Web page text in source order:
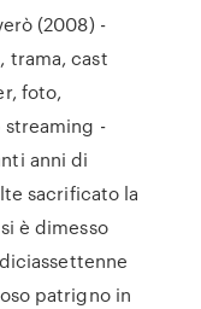
(2008) -
trama, cast
foto,
-
anni di
sacrificato la
è dimesso
patrigno in